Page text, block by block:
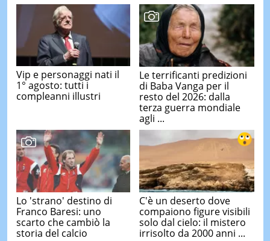
Vip e personaggi nati il
1° agosto: tutti i
compleanni illustri
Le terrificanti predizioni
di Baba Vanga per il
resto del 2026: dalla
terza guerra mondiale
agli ...
Lo 'strano' destino di
Franco Baresi: uno
scarto che cambiò la
storia del calcio
C'è un deserto dove
compaiono figure visibili
solo dal cielo: il mistero
irrisolto da 2000 anni ...